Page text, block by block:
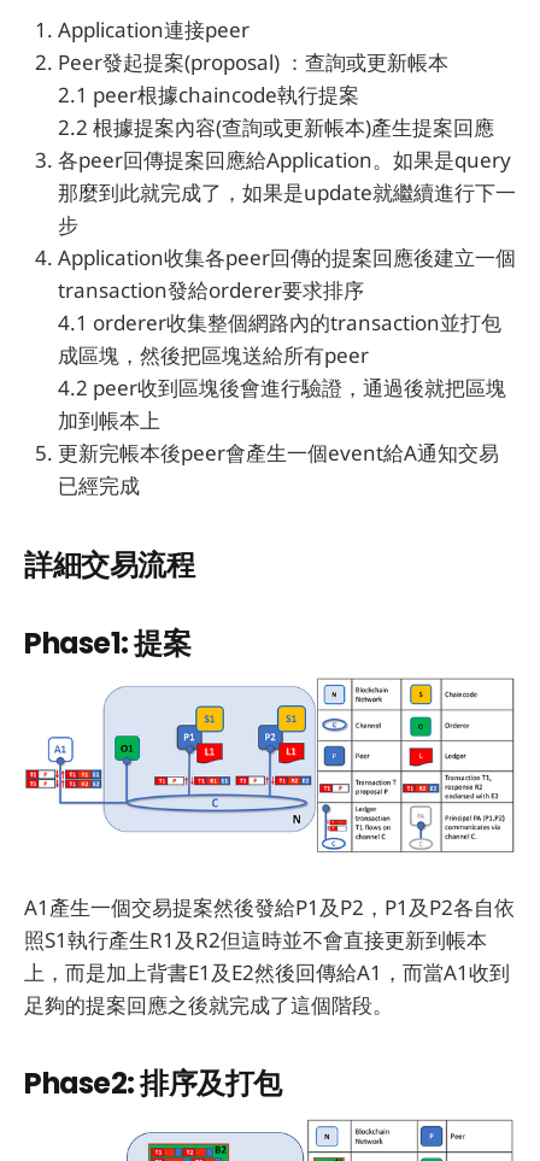
Application連接peer
Peer發起提案(proposal) ：查詢或更新帳本
2.1 peer根據chaincode執行提案
2.2 根據提案內容(查詢或更新帳本)產生提案回應
各peer回傳提案回應給Application。如果是query
那麼到此就完成了，如果是update就繼續進行下一
步
Application收集各peer回傳的提案回應後建立一個
transaction發給orderer要求排序
4.1 orderer收集整個網路內的transaction並打包
成區塊，然後把區塊送給所有peer
4.2 peer收到區塊後會進行驗證，通過後就把區塊
加到帳本上
更新完帳本後peer會產生一個event給A通知交易
已經完成
詳細交易流程
Phase1: 提案
A1產生一個交易提案然後發給P1及P2，P1及P2各自依
照S1執行產生R1及R2但這時並不會直接更新到帳本
上，而是加上背書E1及E2然後回傳給A1，而當A1收到
足夠的提案回應之後就完成了這個階段。
Phase2: 排序及打包